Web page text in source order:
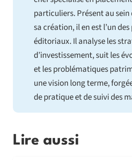
particuliers. Présent au
sa création, il en est l’un
éditoriaux. Il analyse les
d’investissement, suit les
et les problématiques
une vision long terme,
de pratique et de suivi des
Lire aussi